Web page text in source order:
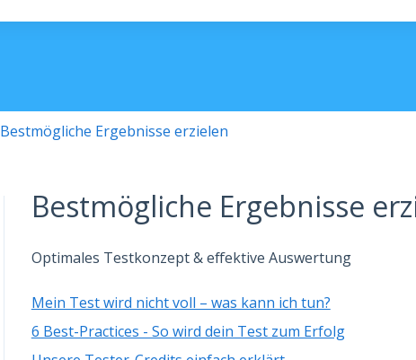
Bestmögliche Ergebnisse erzielen
Bestmögliche Ergebnisse
Optimales Testkonzept & effektive Auswertung
Mein Test wird nicht voll – was kann ich tun?
6 Best-Practices - So wird dein Test zum Erfolg